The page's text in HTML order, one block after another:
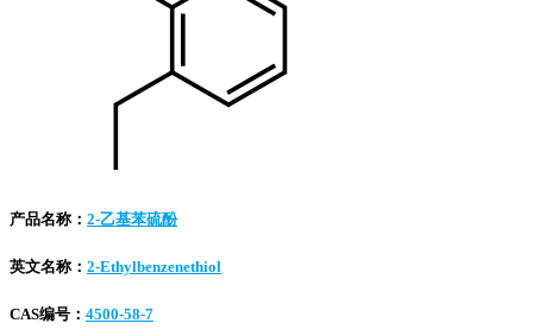
产品名称： 2-乙基苯硫酚
英文名称： 2-Ethylbenzenethiol
CAS编号： 4500-58-7